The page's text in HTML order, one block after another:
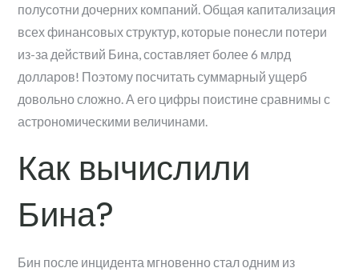
полусотни дочерних компаний. Общая капитализация
всех финансовых структур, которые понесли потери
из-за действий Бина, составляет более 6 млрд
долларов! Поэтому посчитать суммарный ущерб
довольно сложно. А его цифры поистине сравнимы с
астрономическими величинами.
Как вычислили
Бина?
Бин после инцидента мгновенно стал одним из